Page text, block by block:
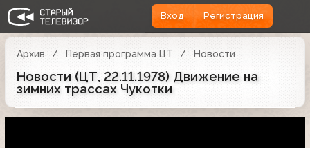
Вход Регистрация
Архив Первая программа ЦТ Новости
Новости (ЦТ, 22.11.1978) Движение на
зимних трассах Чукотки